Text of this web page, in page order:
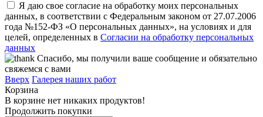
Я даю свое согласие на обработку моих персональных
данных, в соответствии с Федеральным законом от 27.07.2006
года №152-ФЗ «О персональных данных», на условиях и для
целей, определенных в Согласии на обработку персональных
данных
Спасибо, мы получили ваше сообщение и обязательно
свяжемся с вами
Вверх Галерея наших работ
Корзина
В корзине нет никаких продуктов!
Продолжить покупки